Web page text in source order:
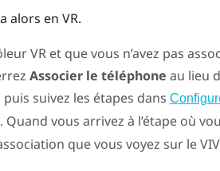
alors en VR.
VR et que vous n’avez pas
Associer le téléphone au lieu
puis suivez les étapes dans
. Quand vous arrivez à l’étape où
que vous voyez sur le